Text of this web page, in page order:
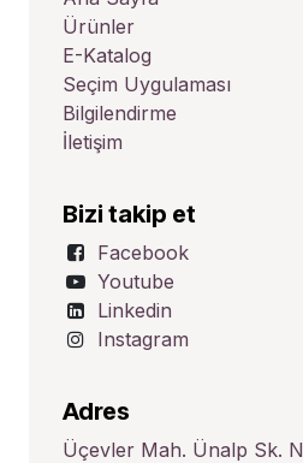
Ürünler
E-Katalog
Seçim Uygulaması
Bilgilendirme
İletişim
Bizi takip et
Facebook
Youtube
Linkedin
Instagram
Adres
Üçevler Mah. Ünalp Sk.